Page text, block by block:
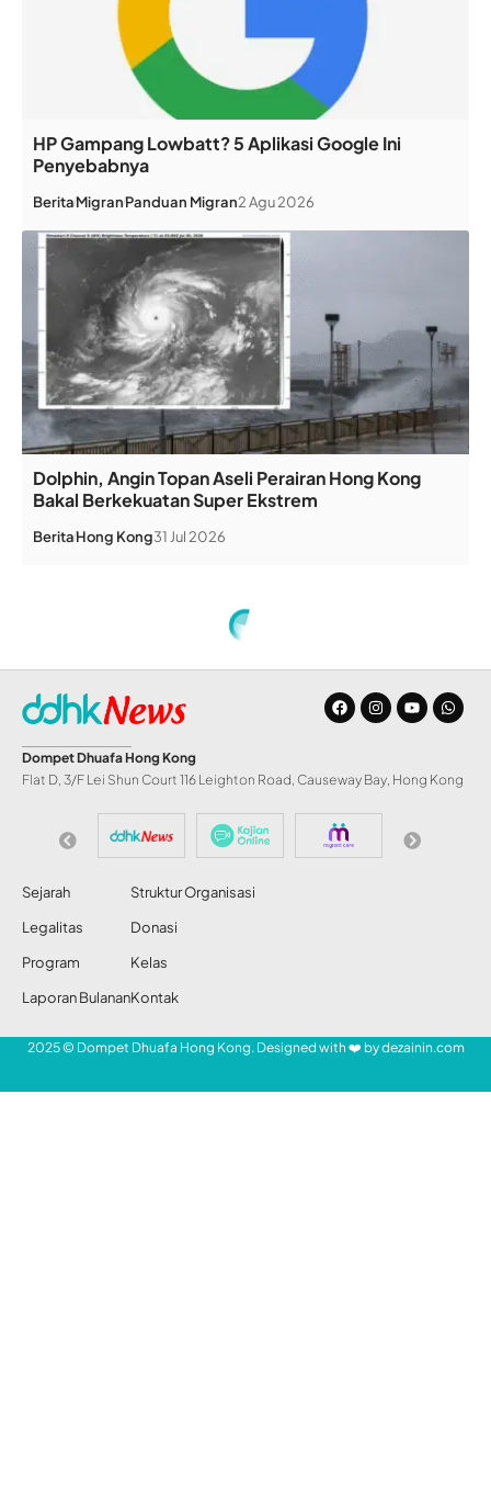
HP Gampang Lowbatt? 5 Aplikasi Google Ini
Penyebabnya
BeritaMigranPanduan Migran2 Agu 2026
Dolphin, Angin Topan Aseli Perairan Hong Kong
Bakal Berkekuatan Super Ekstrem
BeritaHong Kong31 Jul 2026
Meski Berguyur Hujan PMI Semangat Dengarkan Tausiyah
INFO DD
Meski Berguyur
Hujan PMI Semangat
Dengarkan Tausiyah
3 Mar 2019
37 Views